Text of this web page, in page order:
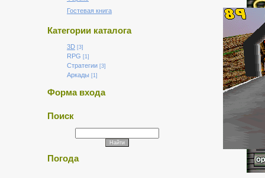
Гостевая книга
Категории каталога
3D [3]
RPG [1]
Стратегии [3]
Аркады [1]
Форма входа
Поиск
Погода